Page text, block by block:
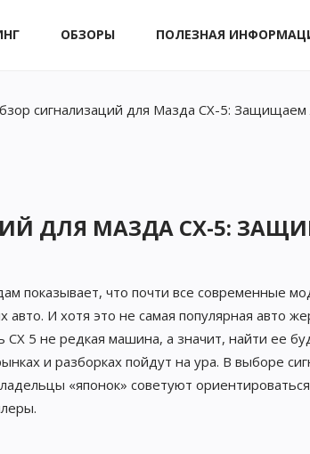
ОБЗОРЫ ПОЛЕЗНАЯ
сигнализаций для Мазда CX-5:
ДЛЯ МАЗДА CX-5:
показывает, что почти все современные
авто. И хотя это не самая популярная авто
5 не редкая машина, а значит, найти ее
и разборках пойдут на ура. В выборе
«японок» советуют